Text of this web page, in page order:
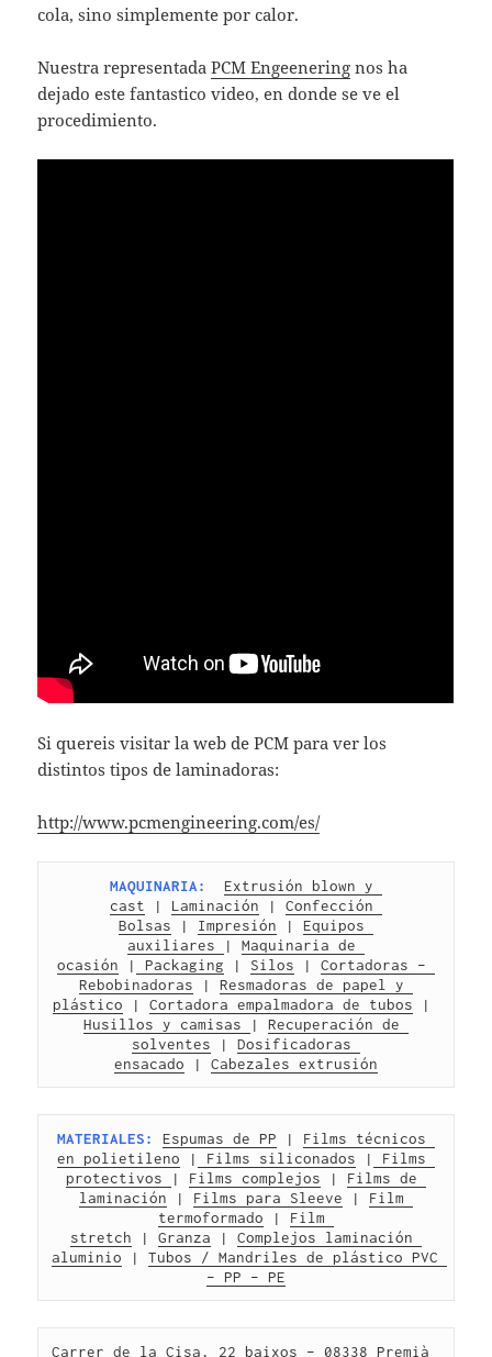
cola, sino simplemente por calor.
Nuestra representadaPCM Engeenering nos ha
dejado este fantastico video, en donde se ve el
procedimiento.
Si quereis visitar la web de PCM para ver los
distintos tipos de laminadoras:
http://www.pcmengineering.com/es/
MAQUINARIA:
Extrusión blown y
cast | Laminación | Confección
Bolsas | Impresión | Equipos
auxiliares
| Maquinaria de
ocasión | Packaging | Silos | Cortadoras –
Rebobinadoras | Resmadoras de papel y
plástico | Cortadora empalmadora de tubos
Husillos y camisas
| Recuperación de
solventes | Dosificadoras
ensacado | Cabezales extrusión
MATERIALES: Espumas de PP | Films técnicos
en polietileno | Films siliconados |
Films
protectivos
| Films complejos | Films de
laminación | Films para Sleeve | Film
termoformado | Film
stretch | Granza | Complejos laminación
aluminio | Tubos / Mandriles de plástico PVC
– PP – PE
Carrer de la Cisa, 22 baixos – 08338 Premià